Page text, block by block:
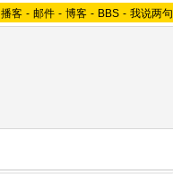
播客 - 邮件 - 博客 - BBS - 我说两句